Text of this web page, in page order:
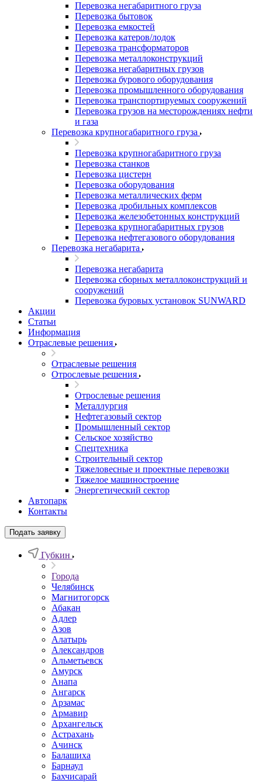
Перевозка негабаритного груза
Перевозка бытовок
Перевозка емкостей
Перевозка катеров/лодок
Перевозка трансформаторов
Перевозка металлоконструкций
Перевозка негабаритных грузов
Перевозка бурового оборудования
Перевозка промышленного оборудования
Перевозка транспортируемых сооружений
Перевозка грузов на месторождениях нефти
и газа
Перевозка крупногабаритного груза
Перевозка крупногабаритного груза
Перевозка станков
Перевозка цистерн
Перевозка оборудования
Перевозка металлических ферм
Перевозка дробильных комплексов
Перевозка железобетонных конструкций
Перевозка крупногабаритных грузов
Перевозка нефтегазового оборудования
Перевозка негабарита
Перевозка негабарита
Перевозка сборных металлоконструкций и
сооружений
Перевозка буровых установок SUNWARD
Акции
Статьи
Информация
Отраслевые решения
Отраслевые решения
Отрослевые решения
Отрослевые решения
Металлургия
Нефтегазовый сектор
Промышленный сектор
Сельское хозяйство
Спецтехника
Строительный сектор
Тяжеловесные и проектные перевозки
Тяжелое машиностроение
Энергетический сектор
Автопарк
Контакты
Подать заявку
Губкин
Города
Челябинск
Магнитогорск
Абакан
Адлер
Азов
Алатырь
Александров
Альметьевск
Амурск
Анапа
Ангарск
Арзамас
Армавир
Архангельск
Астрахань
Ачинск
Балашиха
Барнаул
Бахчисарай